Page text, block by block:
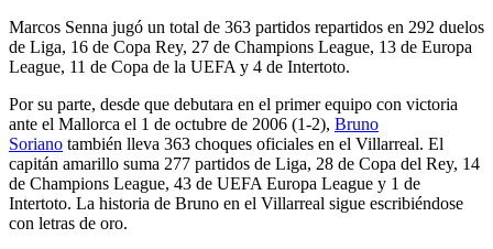
Marcos Senna jugó un total de 363 partidos repartidos en 292 duelos
de Liga, 16 de Copa Rey, 27 de Champions League, 13 de Europa
League, 11 de Copa de la UEFA y 4 de Intertoto.
Por su parte, desde que debutara en el primer equipo con victoria
ante el Mallorca el 1 de octubre de 2006 (1-2), Bruno
Soriano también lleva 363 choques oficiales en el Villarreal. El
capitán amarillo suma 277 partidos de Liga, 28 de Copa del Rey, 14
de Champions League, 43 de UEFA Europa League y 1 de
Intertoto. La historia de Bruno en el Villarreal sigue escribiéndose
con letras de oro.